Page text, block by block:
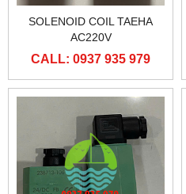
SOLENOID COIL TAEHA
AC220V
CALL: 0937 935 979